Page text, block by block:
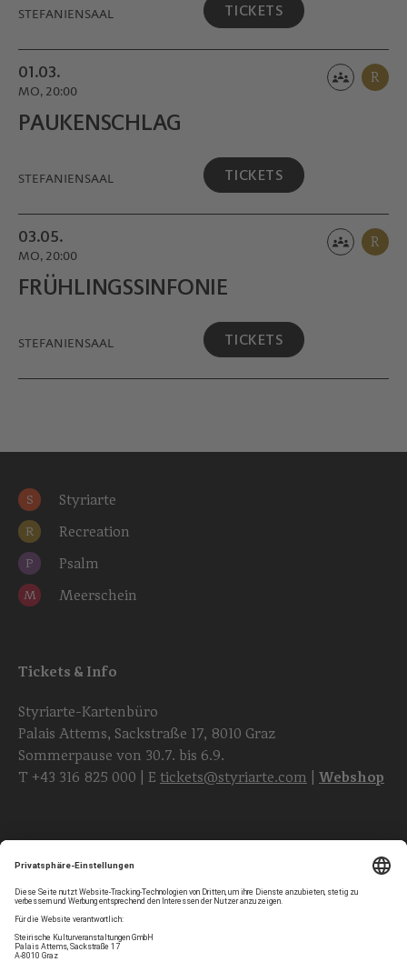
STEFANIENSAAL TICKETS
01.03.
MO, 20:00
R
PAUKEN­SCHLAG
STEFANIENSAAL TICKETS
03.05.
MO, 20:00
R
FRÜHLINGS­SINFONIE
STEFANIENSAAL TICKETS
S Styriarte
R Recreation
P Psalm
M Meerschein
Tickets & Info
Styriarte-Kartenbüro
Palais Attems, Sackstraße 17, 8010 Graz
Sommerpause von 30.7. bis 6.9.
T +43 316 825 000 | E tickets@styriarte.com Webshop
Privatsphären-Einstellungen